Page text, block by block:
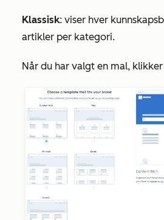
Klassisk: viser hver
artikler per kategori.
Når du har valgt en mal,